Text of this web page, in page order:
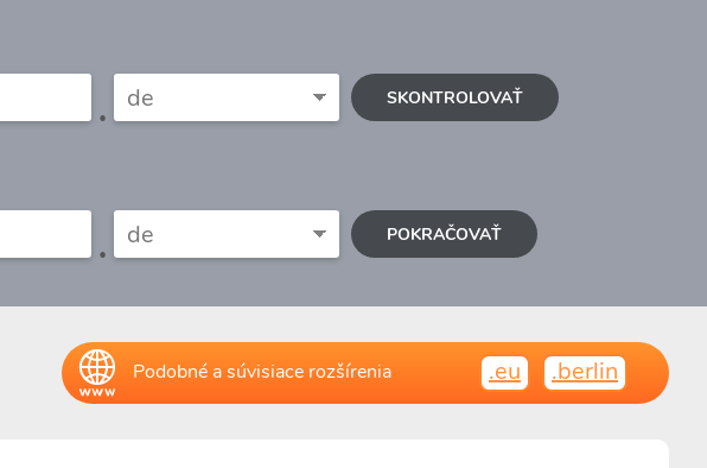
. SKONTROLOVAŤ
. POKRAČOVAŤ
Podobné a súvisiace rozšírenia .eu .berlin